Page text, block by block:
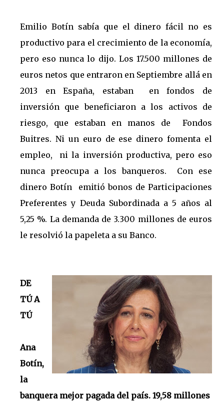
Emilio Botín sabía que el dinero fácil no es
productivo para el crecimiento de la economía,
pero eso nunca lo dijo. Los 17.500 millones de
euros netos que entraron en Septiembre allá en
2013 en España, estaban en fondos de
inversión que beneficiaron a los activos de
riesgo, que estaban en manos de Fondos
Buitres. Ni un euro de ese dinero fomenta el
empleo, ni la inversión productiva, pero eso
nunca preocupa a los banqueros. Con ese
dinero Botín emitió bonos de Participaciones
Preferentes y Deuda Subordinada a 5 años al
5,25 %. La demanda de 3.300 millones de euros
le resolvió la papeleta a su Banco.
DE
TÚ A
TÚ
Ana
Botín,
la
banquera mejor pagada del país. 19,58 millones